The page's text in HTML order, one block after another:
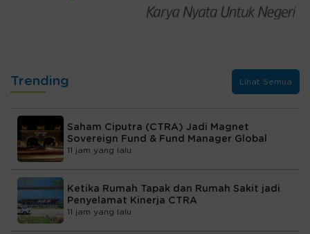
Trending Lihat Semua
Saham Ciputra (CTRA) Jadi Magnet
Sovereign Fund & Fund Manager Global
11 jam yang lalu
Ketika Rumah Tapak dan Rumah Sakit jadi
Penyelamat Kinerja CTRA
11 jam yang lalu